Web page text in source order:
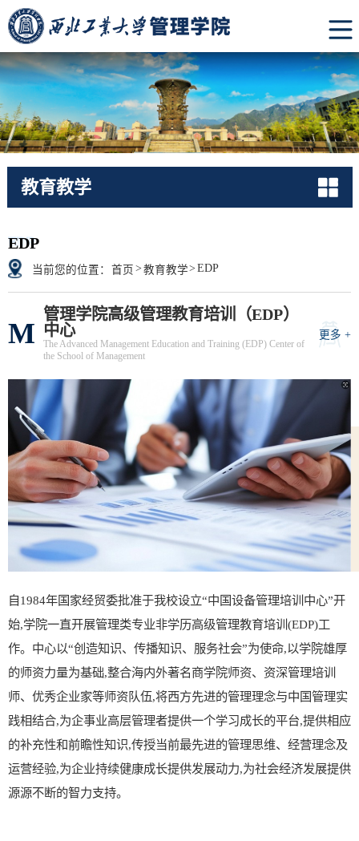
教育教学
EDP
EDP
当前您的位置： 首页 > 教育教学> EDP
M
管理学院高级管理教育培训（EDP）
中心
The Advanced Management Education and Training (EDP) Center of
the School of Management
更多 +
自1984年国家经贸委批准于我校设立“中国设备管理培训中心”开
始,学院一直开展管理类专业非学历高级管理教育培训(EDP)工
作。中心以“创造知识、传播知识、服务社会”为使命,以学院雄厚
的师资力量为基础,整合海内外著名商学院师资、资深管理培训
师、优秀企业家等师资队伍,将西方先进的管理理念与中国管理实
践相结合,为企事业高层管理者提供一个学习成长的平台,提供相应
的补充性和前瞻性知识,传授当前最先进的管理思维、经营理念及
运营经验,为企业持续健康成长提供发展动力,为社会经济发展提供
源源不断的智力支持。